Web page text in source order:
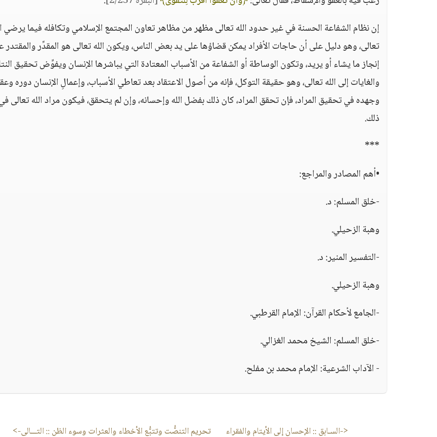
إن نظام الشفاعة الحسنة في غير حدود الله تعالى مظهر من مظاهر تعاون المجتمع الإسلامي وتكافله فيما يرضي
تعالى، وهو دليل على أن حاجات الأفراد يمكن قضاؤها على يد بعض الناس، ويكون الله تعالى هو المقدِّر والمقتدر
إنجاز ما يشاء أو يريد، وتكون الوساطة أو الشفاعة من الأسباب المعتادة التي يباشرها الإنسان ويفوِّض تحقيق
والغايات إلى الله تعالى، وهو حقيقة التوكل، فإنه من أصول الاعتقاد بعد تعاطي الأسباب، وإعمالِ الإنسان دوره
وجهده في تحقيق المراد، فإن تحقق المراد، كان ذلك بفضل الله وإحسانه، وإن لم يتحقق، فيكون مراد الله تعالى
ذلك.
***
•أهم المصادر والمراجع:
-خلق المسلم: د.
وهبة الزحيلي.
-التفسير المنير: د.
وهبة الزحيلي.
-الجامع لأحكام القرآن: الإمام القرطبي.
-خلق المسلم: الشيخ محمد الغزالي.
- الآداب الشرعية: الإمام محمد بن مفلح.
<-السـابق ::الإحسان إلى الأيتام والفقراء تحريم التنصُّت وتتبُّع الأخطاء والعثرات وسوء الظن :: التـــالى->